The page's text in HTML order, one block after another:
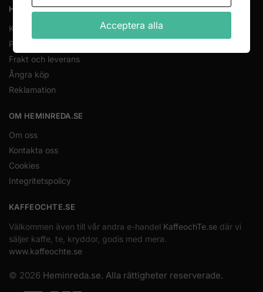
HANDLA HOS OSS
Köpvillkor
Priser och betalning
Frakt och leverans
Ångra köp
Reklamation
OM HEMINREDA.SE
Om oss
Kontakta oss
Cookies
Integritetspolicy
KAFFEOCHTE.SE
Välkommen även till vår andra e-handel KaffeochTe.se där vi
säljer kaffe, te, kryddor, godis med mera.
www.kaffeochte.se
© 2026 Heminreda.se. Alla rättigheter reserverade.
Acceptera alla